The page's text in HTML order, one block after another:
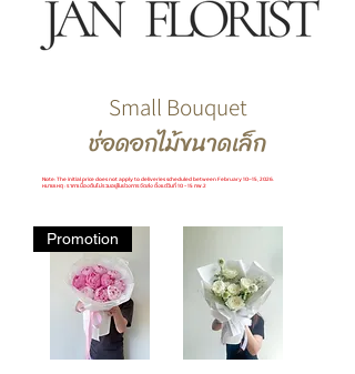
Small Bouquet
ช่อดอกไม้ขนาดเล็ก
Note: The initial price does not apply to deliveries scheduled between February 10–15, 2026.
หมายเหตุ : ราคาเบื้องต้นไม่รวมอยู่ในช่วงการจัดส่ง ตั้งแต่วันที่ 10 - 15 กพ.2
Promotion